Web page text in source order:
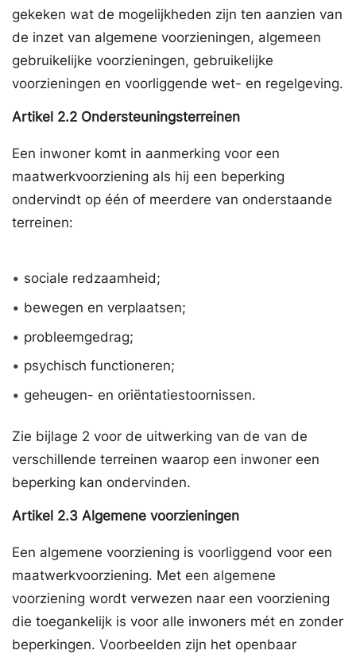
gekeken wat de mogelijkheden zijn ten aanzien van
de inzet van algemene voorzieningen, algemeen
gebruikelijke voorzieningen, gebruikelijke
voorzieningen en voorliggende wet- en regelgeving.
Artikel 2.2 Ondersteuningsterreinen
Een inwoner komt in aanmerking voor een
maatwerkvoorziening als hij een beperking
ondervindt op één of meerdere van onderstaande
terreinen:
• sociale redzaamheid;
• bewegen en verplaatsen;
• probleemgedrag;
• psychisch functioneren;
• geheugen- en oriëntatiestoornissen.
Zie bijlage 2 voor de uitwerking van de van de
verschillende terreinen waarop een inwoner een
beperking kan ondervinden.
Artikel 2.3 Algemene voorzieningen
Een algemene voorziening is voorliggend voor een
maatwerkvoorziening. Met een algemene
voorziening wordt verwezen naar een voorziening
die toegankelijk is voor alle inwoners mét en zonder
beperkingen. Voorbeelden zijn het openbaar